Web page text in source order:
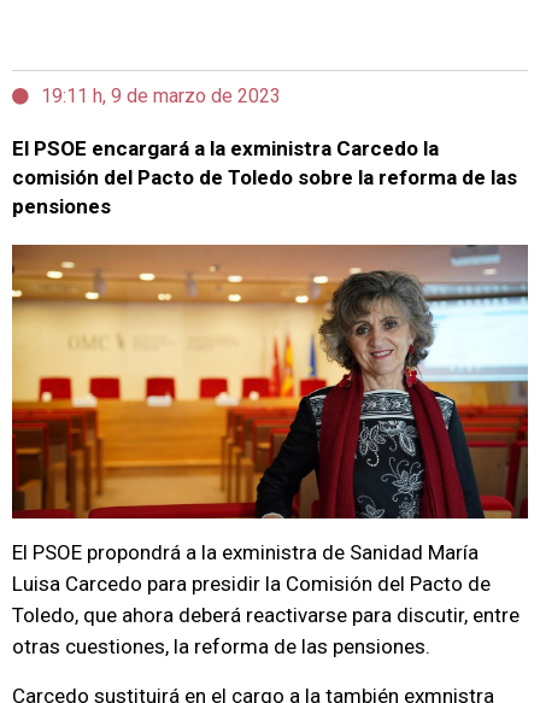
19:11 h, 9 de marzo de 2023
El PSOE encargará a la exministra Carcedo la
comisión del Pacto de Toledo sobre la reforma de las
pensiones
El PSOE propondrá a la exministra de Sanidad María
Luisa Carcedo para presidir la Comisión del Pacto de
Toledo, que ahora deberá reactivarse para discutir, entre
otras cuestiones, la reforma de las pensiones.
Carcedo sustituirá en el cargo a la también exmnistra